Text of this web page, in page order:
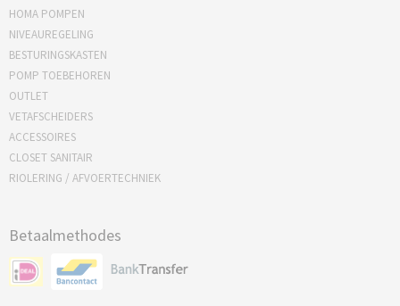
HOMA POMPEN
NIVEAUREGELING
BESTURINGSKASTEN
POMP TOEBEHOREN
OUTLET
VETAFSCHEIDERS
ACCESSOIRES
CLOSET SANITAIR
RIOLERING / AFVOERTECHNIEK
Betaalmethodes